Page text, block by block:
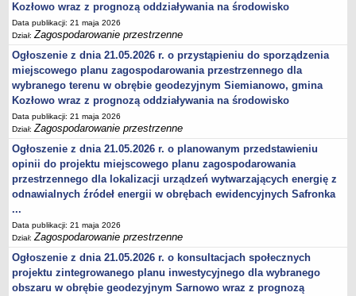
Kozłowo wraz z prognozą oddziaływania na środowisko
Data publikacji: 21 maja 2026
Dział:Zagospodarowanie przestrzenne
Ogłoszenie z dnia 21.05.2026 r. o przystąpieniu do sporządzenia
miejscowego planu zagospodarowania przestrzennego dla
wybranego terenu w obrębie geodezyjnym Siemianowo, gmina
Kozłowo wraz z prognozą oddziaływania na środowisko
Data publikacji: 21 maja 2026
Dział:Zagospodarowanie przestrzenne
Ogłoszenie z dnia 21.05.2026 r. o planowanym przedstawieniu
opinii do projektu miejscowego planu zagospodarowania
przestrzennego dla lokalizacji urządzeń wytwarzających energię z
odnawialnych źródeł energii w obrębach ewidencyjnych Safronka
...
Data publikacji: 21 maja 2026
Dział:Zagospodarowanie przestrzenne
Ogłoszenie z dnia 21.05.2026 r. o konsultacjach społecznych
projektu zintegrowanego planu inwestycyjnego dla wybranego
obszaru w obrębie geodezyjnym Sarnowo wraz z prognozą